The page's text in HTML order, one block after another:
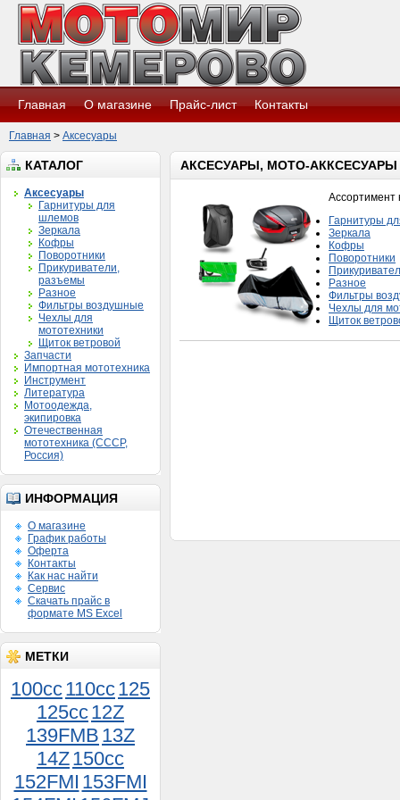
Главная О магазине Прайс-лист Контакты
Главная > Аксесуары
КАТАЛОГ
Аксесуары
Гарнитуры для
шлемов
Зеркала
Кофры
Поворотники
Прикуриватели,
разъемы
Разное
Фильтры воздушные
Чехлы для
мототехники
Щиток ветровой
Запчасти
Импортная мототехника
Инструмент
Литература
Мотоодежда,
экипировка
Отечественная
мототехника (СССР,
Россия)
ИНФОРМАЦИЯ
О магазине
График работы
Оферта
Контакты
Как нас найти
Сервис
Скачать прайс в
формате MS Excel
МЕТКИ
100cc110cc125
125cc12Z
139FMB 13Z
14Z150сс
152FMI 153FMI
АКСЕСУАРЫ, МОТО-АККСЕСУАРЫ
Ассортимент
Гарнитуры
Зеркала
Кофры
Поворотники
Разное
Фильтры
Чехлы для
Щиток